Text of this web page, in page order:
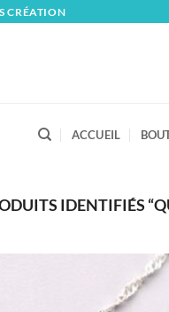
CRÉATION
ACCUEIL
IDENTIFIÉS